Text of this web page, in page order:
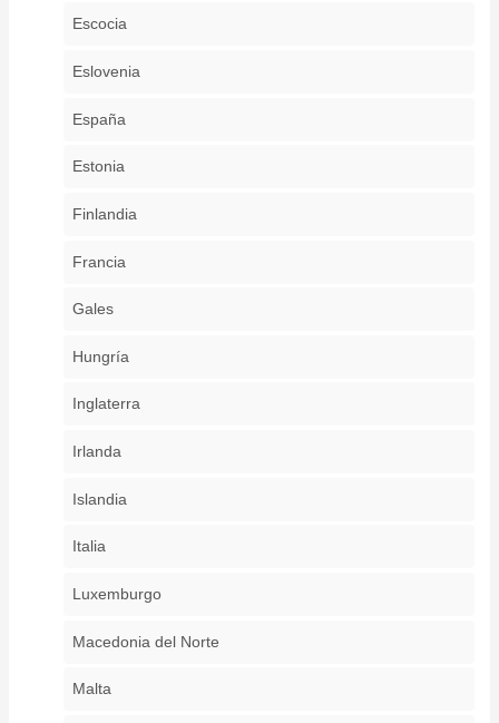
Escocia
Eslovenia
España
Estonia
Finlandia
Francia
Gales
Hungría
Inglaterra
Irlanda
Islandia
Italia
Luxemburgo
Macedonia del Norte
Malta